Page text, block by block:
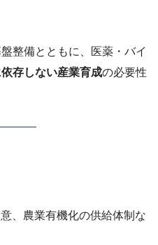
整備とともに、医薬・バイ
存しない産業育成の必要性
、農業有機化の供給体制な